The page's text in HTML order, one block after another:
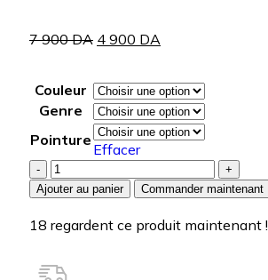
7 900DA 4 900 DA
Couleur
Genre
Pointure
Effacer
Ajouter au panier Commander maintenant
18 regardent ce produit maintenant !